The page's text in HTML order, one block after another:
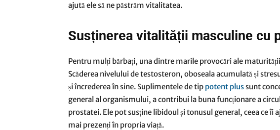
ajută ele să ne păstrăm vitalitatea.
Susținerea vitalității masculine cu
Pentru mulți bărbați, una dintre marile provocări ale
Scăderea nivelului de testosteron, oboseala acumulată și
și încrederea în sine. Suplimentele de tip potent plussunt
general al organismului, a contribui la buna funcționare a
prostatei. Ele pot susține libidoul și tonusul general, ceea ce îi
mai prezenți în propria viață.